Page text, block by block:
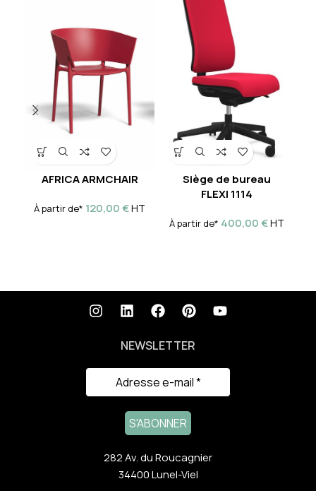
AFRICA ARMCHAIR
À partir de* 120,00€HT
Siège de bureau
FLEXI 1114
À partir de* 400,00€HT
NEWSLETTER
282 Av. du Roucagnier
34400 Lunel-Viel